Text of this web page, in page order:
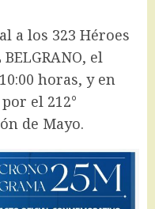
a los 323 Héroes
el
horas, y en
el 212°
de Mayo.